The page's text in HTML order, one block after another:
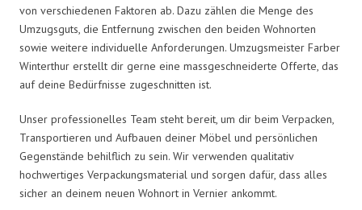
von verschiedenen Faktoren ab. Dazu zählen die Menge des
Umzugsguts, die Entfernung zwischen den beiden Wohnorten
sowie weitere individuelle Anforderungen. Umzugsmeister Farber
Winterthur erstellt dir gerne eine massgeschneiderte Offerte, das
auf deine Bedürfnisse zugeschnitten ist.
Unser professionelles Team steht bereit, um dir beim Verpacken,
Transportieren und Aufbauen deiner Möbel und persönlichen
Gegenstände behilflich zu sein. Wir verwenden qualitativ
hochwertiges Verpackungsmaterial und sorgen dafür, dass alles
sicher an deinem neuen Wohnort in Vernier ankommt.